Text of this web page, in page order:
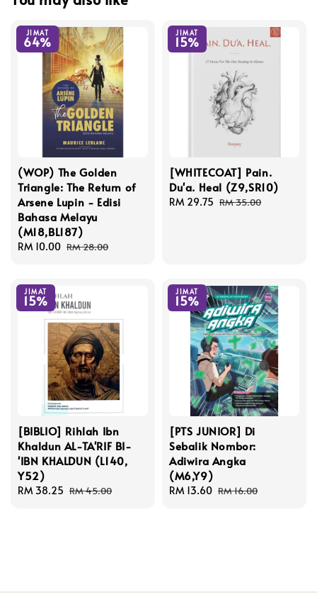
JIMAT
64%
(WOP) The Golden
Triangle: The Return of
Arsene Lupin - Edisi
Bahasa Melayu
(M18,BL187)
Sale
RM 10.00 Regular
RM 28.00
JIMAT
15%
[WHITECOAT] Pain.
Du'a. Heal (Z9,SR10)
Sale
RM 29.75 Regular
RM 35.00
JIMAT
15%
[BIBLIO] Rihlah Ibn
Khaldun AL-TA'RIF BI-
'IBN KHALDUN (L140,
Y52)
Sale
RM 38.25 Regular
RM 45.00
JIMAT
15%
[PTS JUNIOR] Di
Sebalik Nombor:
Adiwira Angka
(M6,Y9)
Sale
RM 13.60 Regular
RM 16.00